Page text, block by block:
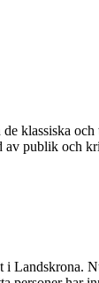
klassiska
av publik